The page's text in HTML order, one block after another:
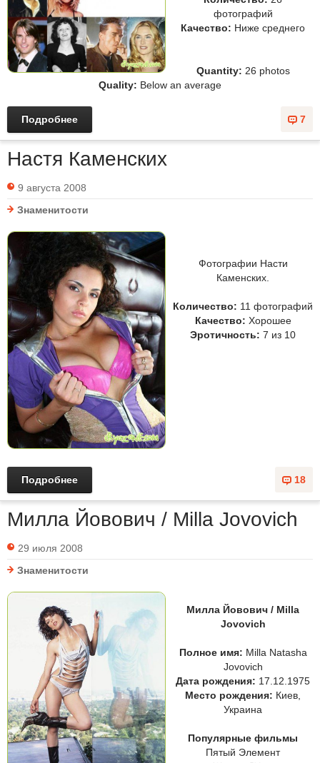
фотографий
Качество: Ниже среднего
Quantity: 26 photos
Quality: Below an average
7
Подробнее
Настя Каменских
9 августа 2008
Знаменитости
Фотографии Насти
Каменских.
Количество: 11 фотографий
Качество: Хорошее
Эротичность: 7 из 10
18
Подробнее
Милла Йовович / Milla Jovovich
29 июля 2008
Знаменитости
Милла Йовович / Milla
Jovovich
Полное имя: Milla Natasha
Jovovich
Дата рождения: 17.12.1975
Место рождения: Киев,
Украина
Популярные фильмы
Пятый Элемент